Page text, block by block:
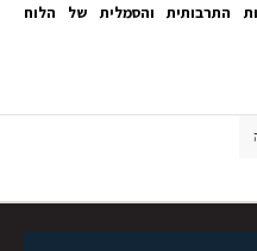
התרבותית והסמלית של הלוח